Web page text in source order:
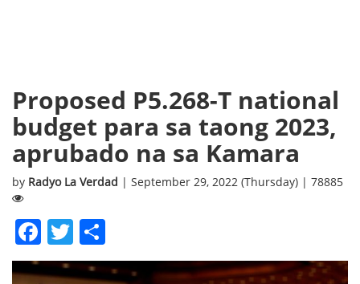
Proposed P5.268-T national
budget para sa taong 2023,
aprubado na sa Kamara
by Radyo La Verdad | September 29, 2022 (Thursday) | 78885
Facebook
Twitter